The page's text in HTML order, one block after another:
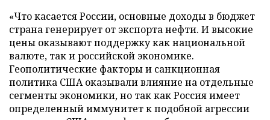
«Что касается России, основные доходы в бюджет
страна генерирует от экспорта нефти. И высокие
цены оказывают поддержку как национальной
валюте, так и российской экономике.
Геополитические факторы и санкционная
политика США оказывали влияние на отдельные
сегменты экономики, но так как Россия имеет
определенный иммунитет к подобной агрессии